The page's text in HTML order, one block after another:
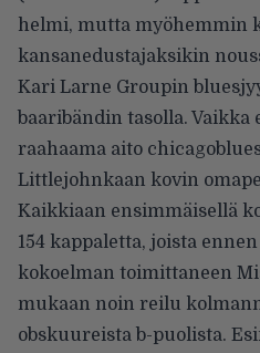
helmi, mutta myöhemmin
kansanedustajaksikin
Kari Larne Groupin
baaribändin tasolla. Vaikka
raahaama aito
Littlejohnkaan kovin
Kaikkiaan ensimmäisellä
154 kappaletta, joista
kokoelman toimittaneen
mukaan noin reilu
obskuureista b-puolista.